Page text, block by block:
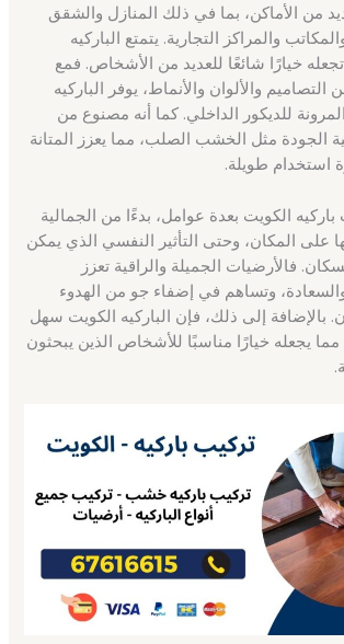
من الأماكن، بما في ذلك المنازل والشقق
والمراكز التجارية. يتمتع الباركيه
خيارًا شائعًا للعديد من الأشخاص. فمع
والألوان والأنماط، يوفر الباركيه
للديكور الداخلي. كما أنه مصنوع من
الجودة مثل الخشب الصلب، مما يعزز المتانة
استخدام طويلة.
الكويت بعدة عوامل، بدءًا من الجمالية
على المكان، وحتى التأثير النفسي الذي يمكن
فالأرضيات الجميلة والراقية تعزز
وتساهم في إضفاء جو من الهدوء
بالإضافة إلى ذلك، فإن الباركيه الكويت سهل
مما يجعله خيارًا مناسبًا للأشخاص الذين يبحثون